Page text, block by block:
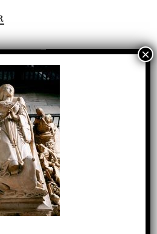
la gratitud del Cabildo a
Carlos Isla Tejera toma
Mayor de la Capilla Real
Real acoge a su nuevo
de Pascua del Coro de